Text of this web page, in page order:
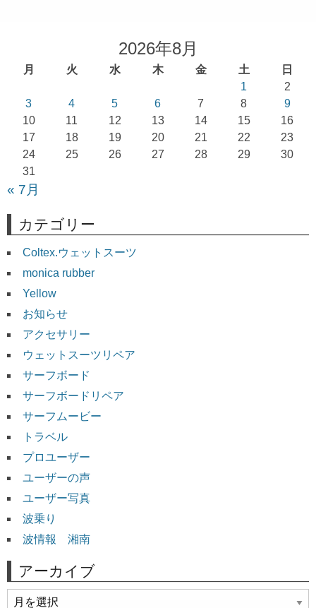
2026年8月
月 火 水 木 金 土
日
1
2
3
4 5 6 7 8
9
10
11 12 13 14 15
16
17
18 19 20 21 22
23
24
25 26 27 28 29
30
31
« 7月
カテゴリー
Coltex.ウェットスーツ
monica rubber
Yellow
お知らせ
アクセサリー
ウェットスーツリペア
サーフボード
サーフボードリペア
サーフムービー
トラベル
プロユーザー
ユーザーの声
ユーザー写真
波乗り
波情報 湘南
アーカイブ